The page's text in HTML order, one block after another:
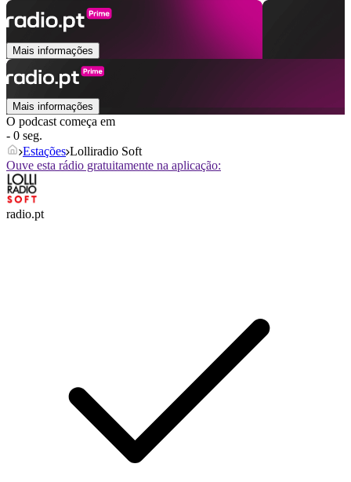
Mais informações
Mais informações
O podcast começa em
- 0 seg.
Estações Lolliradio Soft
Ouve esta rádio gratuitamente na aplicação:
radio.pt